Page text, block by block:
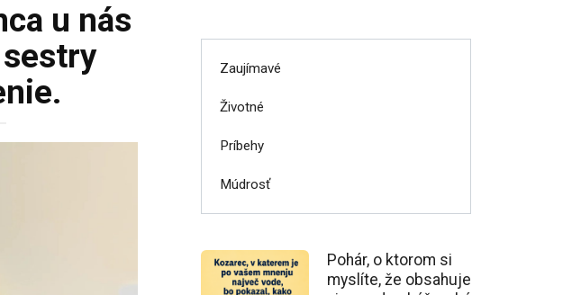
u nás
sestry
Zaujímavé
Životné
Príbehy
Múdrosť
Pohár, o ktorom si
myslíte, že obsahuje